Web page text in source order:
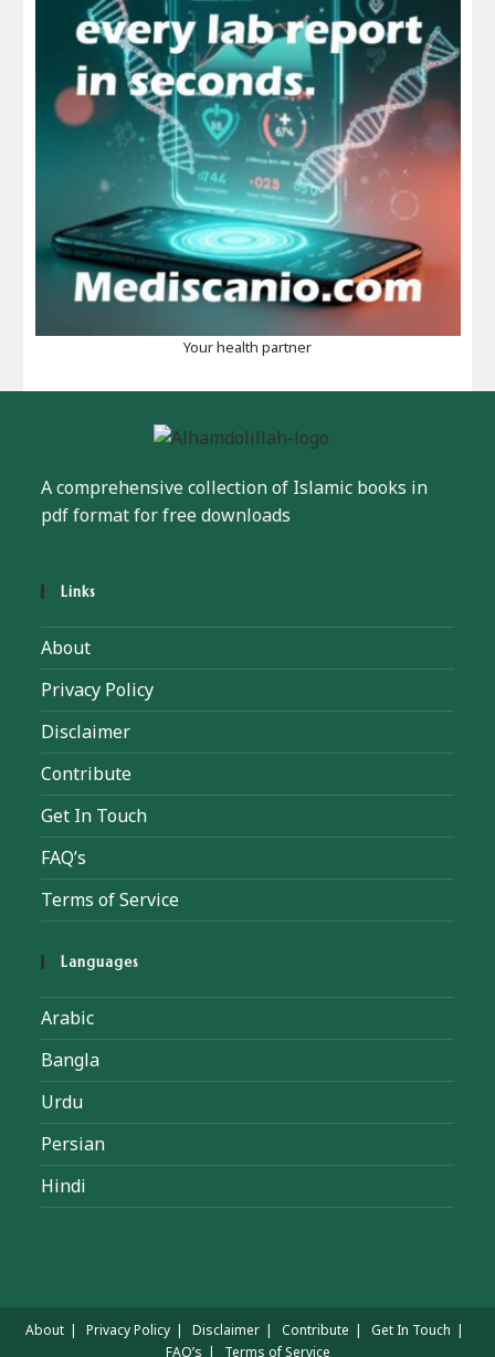
Your health partner
A comprehensive collection of Islamic books in
pdf format for free downloads
Links
About
Privacy Policy
Disclaimer
Contribute
Get In Touch
FAQ’s
Terms of Service
Languages
Arabic
Bangla
Urdu
Persian
Hindi
About Privacy Policy Disclaimer Contribute
Get In Touch
FAQ’s
Terms of Service